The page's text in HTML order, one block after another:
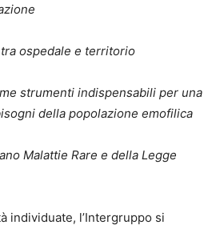
ospedale e territorio
strumenti indispensabili per una
della popolazione emofilica
Malattie Rare e della Legge
individuate, l’Intergruppo si